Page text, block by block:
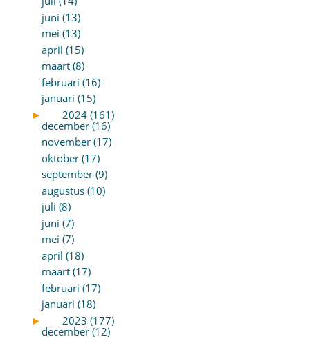
juni (13)
mei (13)
april (15)
maart (8)
februari (16)
januari (15)
►
2024 (161)
december (16)
november (17)
oktober (17)
september (9)
augustus (10)
juli (8)
juni (7)
mei (7)
april (18)
maart (17)
februari (17)
januari (18)
►
2023 (177)
december (12)